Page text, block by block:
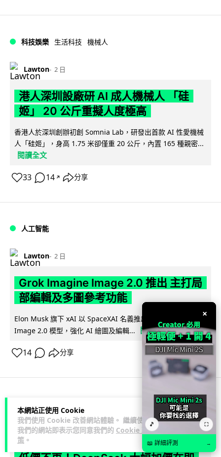
本網站正使用 Cookie
我們使用 Cookie 改善網站體驗。 繼續使用
我們的網站即表示您同意我們的 Cookie 政
策 。
科技娛樂 生活科技 機械人
Lawton 2 日
港人深圳設廠研 AI 成人機械人 「硅
姬」 20 公斤重擬人度極高
香港人於深圳創辦初創 Somnia Lab，研發出首款 AI 性愛機械
人「硅姬」，身高 1.75 米卻僅重 20 公斤，內置 165 種親密...
閱讀全文
33 14 ↗ 分享
人工智能
Lawton 2 日
Grok Imagine Image 2.0 推出 主打局
部編輯及多圖參考功能
Elon Musk 旗下 xAI 以 SpaceXAI 名義推出 Grok Imagine
Image 2.0 模型，強化 AI 繪圖及編輯...
閱讀全文
14 分享
Lawton 2 日
×
🎵 ⛶
📖 詳細評測 →